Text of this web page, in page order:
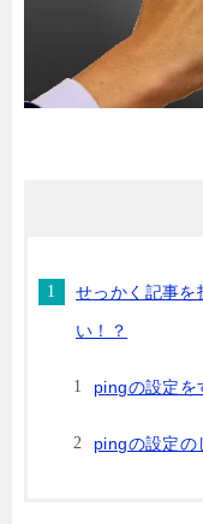
せっかく記事を
い！？
pingの設定を
pingの設定の